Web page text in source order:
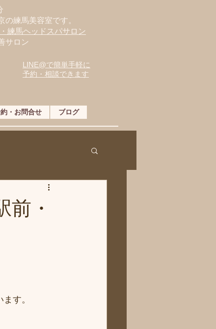
の練馬美容室です。
練馬ヘッドスパサロン
サロン
LINE@で簡単手軽に
予約・相談できます
・お問合せ ブログ
・
す。